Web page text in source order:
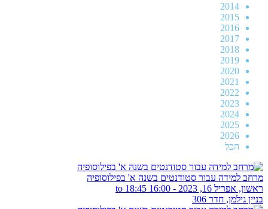
2014
2015
2016
2017
2018
2019
2020
2021
2022
2023
2024
2025
2026
הכל
מרחב למידה עבור סטודנטים בשנה א' בפילוסופיה
ראשון, אפריל 16, 2023 -
16:00
18:45
בניין גילמן, חדר 306